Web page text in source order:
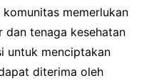
memerlukan
tenaga kesehatan
untuk menciptakan
diterima oleh